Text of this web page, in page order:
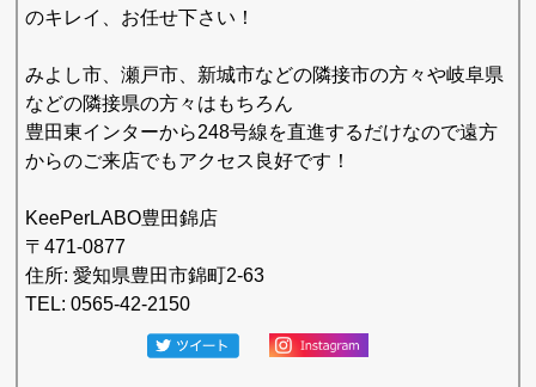
のキレイ、お任せ下さい！
みよし市、瀬戸市、新城市などの隣接市の方々や岐阜県
などの隣接県の方々はもちろん
豊田東インターから248号線を直進するだけなので遠方
からのご来店でもアクセス良好です！
KeePerLABO豊田錦店
〒471-0877
住所: 愛知県豊田市錦町2-63
TEL: 0565-42-2150